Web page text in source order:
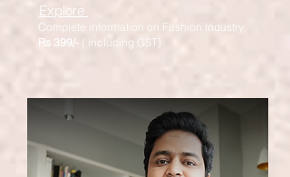
Explore
Complete information on Fashion Industry
Rs 399/- ( including GST)